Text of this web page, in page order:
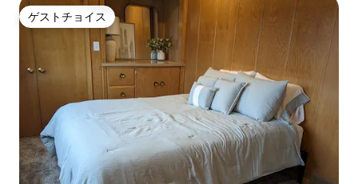
ゲストチョイス
ゲストチョイス